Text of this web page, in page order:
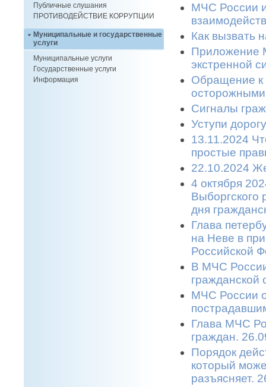
Публичные слушания
ПРОТИВОДЕЙСТВИЕ КОРРУПЦИИ
Муниципальные и государственные
услуги
Муниципальные услуги
Государственные услуги
Информация
МЧС России
Как вызвать
Приложение
экстренной
Обращение к
Сигналы
Уступи
13.11.2024
простые
22.10.2024
4 октября
дня
Глава
на Неве в
Российской
В МЧС
гражданской
МЧС России
Глава МЧС
граждан.
Порядок
который
разъясняет.